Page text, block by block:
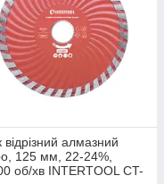
відрізний алмазний
125 мм, 22-24%,
об/хв INTERTOOL CT-